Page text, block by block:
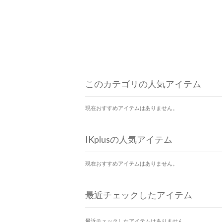
このカテゴリの人気アイテム
現在おすすめアイテムはありません。
IKplusの人気アイテム
現在おすすめアイテムはありません。
最近チェックしたアイテム